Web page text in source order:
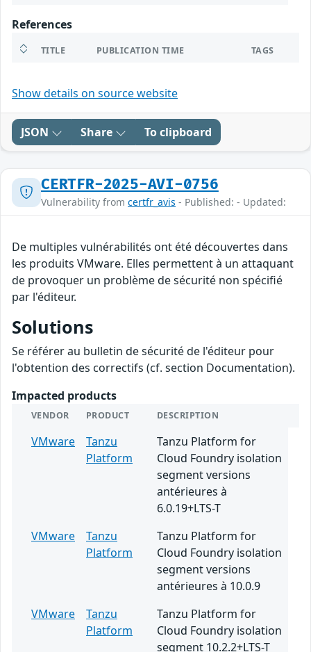
References
TITLE PUBLICATION TIME TAGS
Show details on source website
JSON Share To clipboard
CERTFR-2025-AVI-0756
Vulnerability from certfr_avis - Published: - Updated:
De multiples vulnérabilités ont été découvertes dans
les produits VMware. Elles permettent à un attaquant
de provoquer un problème de sécurité non spécifié
par l'éditeur.
Solutions
Se référer au bulletin de sécurité de l'éditeur pour
l'obtention des correctifs (cf. section Documentation).
Impacted products
VENDOR PRODUCT DESCRIPTION
VMware
Tanzu
Platform
Tanzu Platform for
Cloud Foundry isolation
segment versions
antérieures à
6.0.19+LTS-T
VMware
Tanzu
Platform
Tanzu Platform for
Cloud Foundry isolation
segment versions
antérieures à 10.0.9
VMware
Tanzu
Platform
Tanzu Platform for
Cloud Foundry isolation
segment 10.2.2+LTS-T